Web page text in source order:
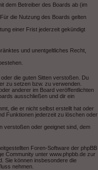
dem Betreiber des Boards ab (im
die Nutzung des Boards gelten
einer Frist jederzeit gekündigt
und unentgeltliches Recht,
die guten Sitten verstoßen. Du
zu setzen bzw. zu verwenden.
anderer im Board veröffentlichten
ausschließen und dir ein
die er nicht selbst erstellt hat oder
Funktionen jederzeit zu löschen oder
verstoßen oder geeignet sind, dem
Foren-Software der phpBB
Community unter www.phpbb.de zur
Sie können insbesondere die
nehmen.